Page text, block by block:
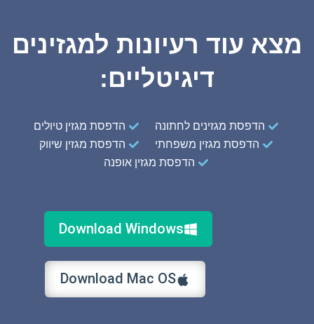
מצא עוד רעיונות למגזינים
דיגיטליים:
הדפסת מגזינים לחתונה
הדפסת מגזין טיולים
הדפסת מגזין משפחתי
הדפסת מגזין שיווק
הדפסת מגזין אופנה
Download Windows
Download Mac OS